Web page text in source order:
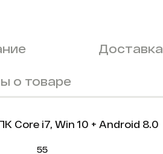
Доставка
о товаре
Core i7, Win 10 + Android 8.0
55